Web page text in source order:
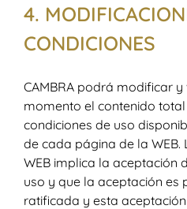
4.
CONDICIONES
CAMBRA podrá modificar
momento el contenido
condiciones de uso
de cada página de la
WEB implica la aceptación
uso y que la aceptación es
ratificada y esta